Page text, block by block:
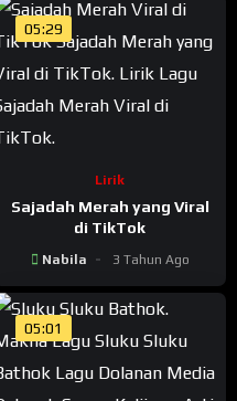
05:29
Lirik
Sajadah Merah yang Viral
di TikTok
Nabila 3 Tahun Ago
05:01